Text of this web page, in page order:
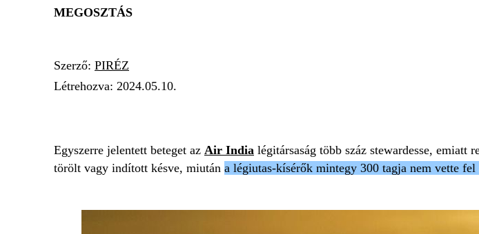
MEGOSZTÁS
Szerző: PIRÉZ
Létrehozva: 2024.05.10.
Egyszerre jelentett beteget az Air India légitársaság több száz stewardesse, emiatt
törölt vagy indított késve, miután a légiutas-kísérők mintegy 300 tagja nem vette fel